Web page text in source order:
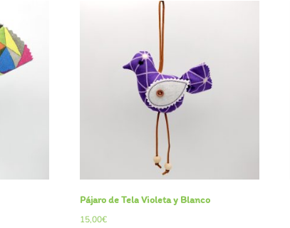
Pájaro de Tela Violeta y Blanco
15,00€